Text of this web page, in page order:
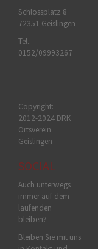
Schlossplatz 8
72351 Geislingen
Tel.:
0152/09993267
Copyright:
2012-2024 DRK
Ortsverein
Geislingen
SOCIAL
Auch unterwegs
immer auf dem
laufenden
bleiben?
Bleiben Sie mit uns